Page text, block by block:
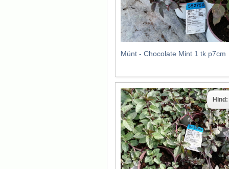
Münt - Chocolate Mint 1 tk p7cm
Hind: